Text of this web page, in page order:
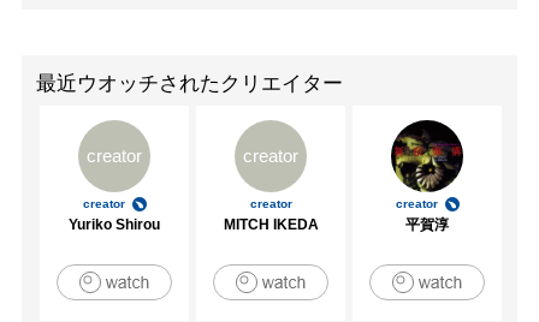
最近ウオッチされたクリエイター
creator
creator
Yuriko Shirou
creator
creator
MITCH IKEDA
creator
平賀淳